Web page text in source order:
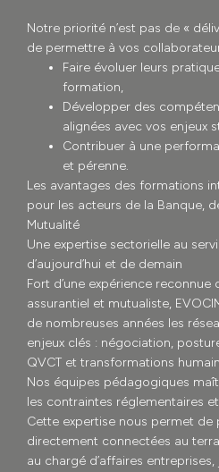
Notre priorité n’est pas de «
de permettre à vos
Faire évoluer leurs
formation,
Développer des
alignées avec vos enjeux
Contribuer à une
et pérenne.
Les avantages des formations
pour les acteurs de la Banque,
Mutualité
Une expertise sectorielle au
d’aujourd’hui et de demain
Fort d’une expérience reconnue
assurantiel et mutualiste,
de nombreuses années les
enjeux clés : négociation,
QVCT et transformations
Nos équipes pédagogiques
les contraintes réglementaires
Cette expertise nous permet
directement connectées au
au chargé d’affaires entreprises,